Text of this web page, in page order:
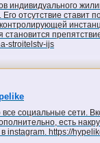
индивидуального
Его отсутствие ставит
становится
stroitelstv-ijs
все социальные сети.
есть
instagram. https://